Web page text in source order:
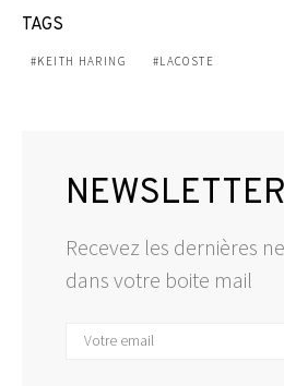
TAGS
KEITH HARING LACOSTE
NEWSLETTER
Recevez les dernières
dans votre boite mail